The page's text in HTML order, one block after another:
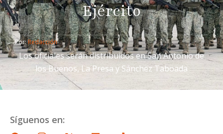
Ejército
Por: Redacción
Los oficiales serán distribuidos en San Antonio de
los Buenos, La Presa y Sánchez Taboada
Síguenos en: